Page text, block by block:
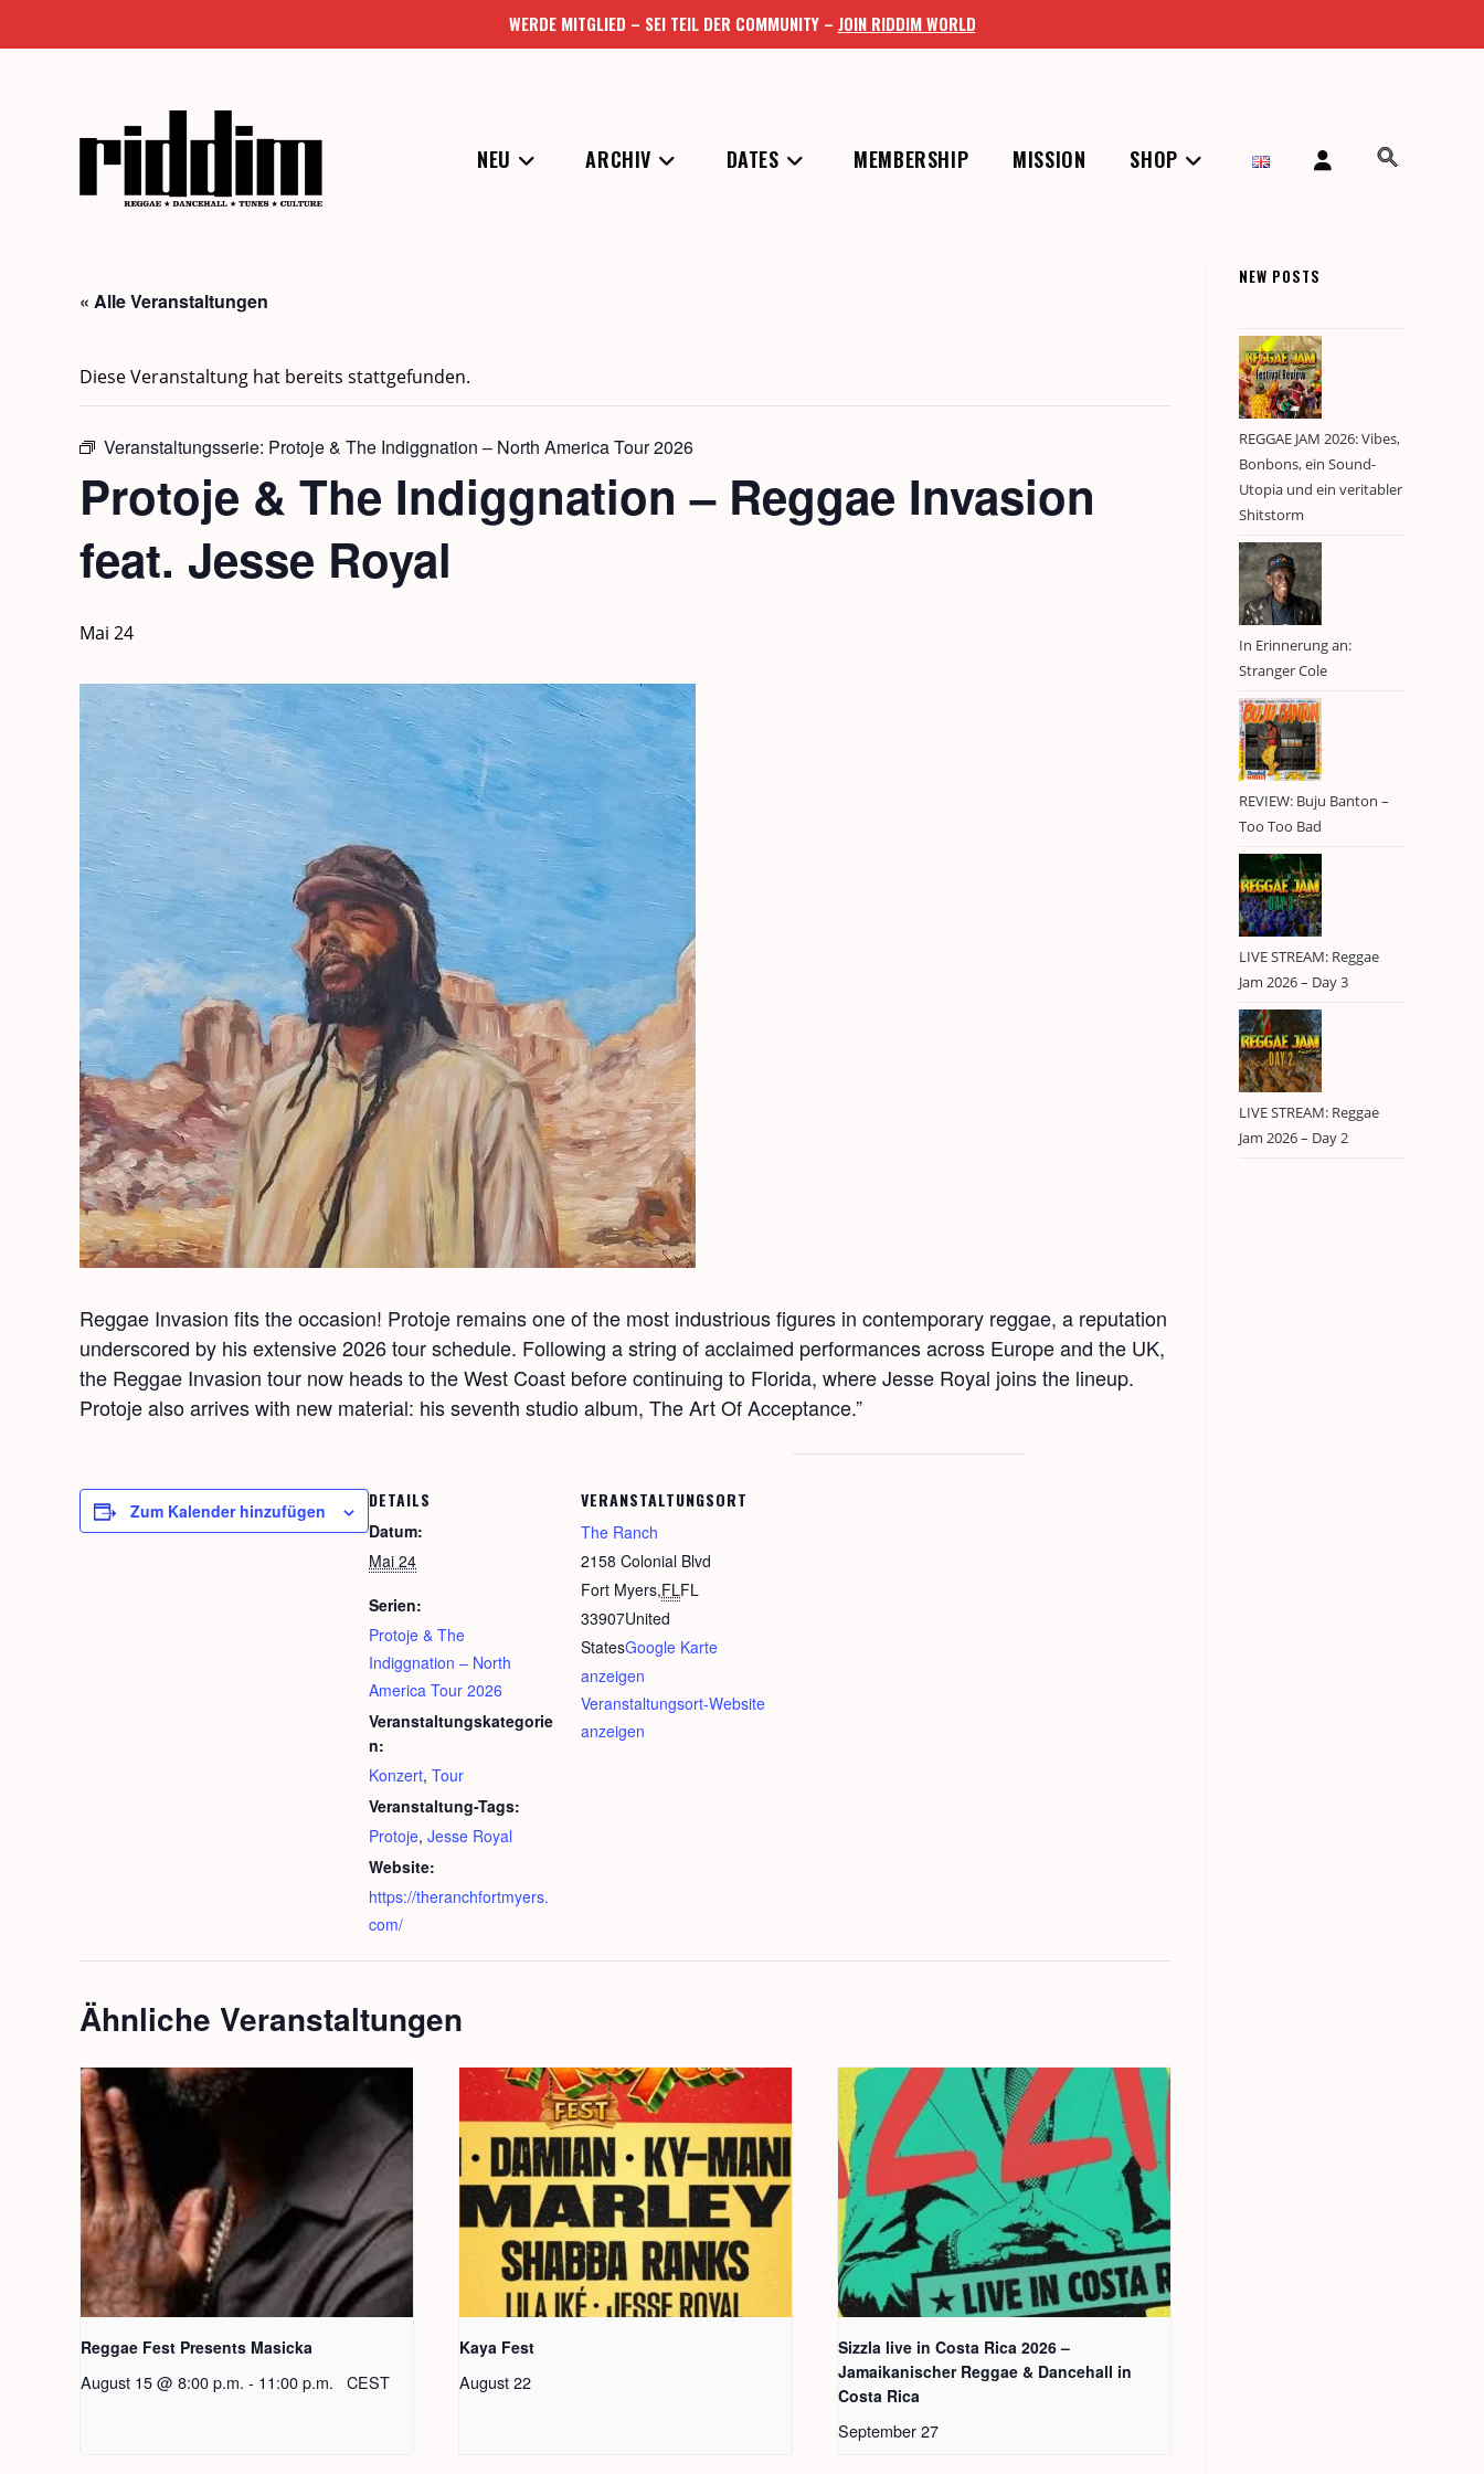
WERDE MITGLIED – SEI TEIL DER COMMUNITY – JOIN RIDDIM WORLD
NEU ARCHIV DATES MEMBERSHIP MISSION SHOP
« Alle Veranstaltungen
Diese Veranstaltung hat bereits stattgefunden.
Veranstaltungsserie: Protoje & The Indiggnation – North America Tour 2026
Protoje & The Indiggnation – Reggae Invasion
feat. Jesse Royal
Mai 24
Reg­gae Inva­sion fits the occa­sion! Pro­to­je remains one of the most indus­tri­ous fig­ures in con­tem­po­rary reg­gae, a rep­u­ta­tion
under­scored by his exten­sive 2026 tour sched­ule. Fol­low­ing a string of acclaimed per­for­mances across Europe and the UK,
the Reg­gae Inva­sion tour now heads to the West Coast before con­tin­u­ing to Flori­da, where Jesse Roy­al joins the line­up.
Pro­to­je also arrives with new mate­r­i­al: his sev­enth stu­dio album, The Art Of Accep­tance.”
Zum Kalender hinzufügen DETAILS
Datum:
Mai 24
Serien:
Protoje & The
Indiggnation – North
America Tour 2026
Veranstaltungskategorie
n:
Konzert, Tour
Veranstaltung-Tags:
Protoje, Jesse Royal
Website:
https://theranchfortmyers.
com/
VERANSTALTUNGSORT
The Ranch
2158 Colonial Blvd
Fort Myers,FLFL
33907United
StatesGoogle Karte
anzeigen
Veranstaltungsort-Website
anzeigen
Ähnliche Veranstaltungen
Reggae Fest Presents Masicka
August 15 @ 8:00 p.m. - 11:00 p.m. CEST
Kaya Fest
August 22
Sizzla live in Costa Rica 2026 –
Jamaikanischer Reggae & Dancehall in
Costa Rica
September 27
NEW POSTS
REGGAE JAM 2026: Vibes,
Bonbons, ein Sound-
Utopia und ein veritabler
Shitstorm
In Erinnerung an:
Stranger Cole
REVIEW: Buju Banton –
Too Too Bad
LIVE STREAM: Reggae
Jam 2026 – Day 3
LIVE STREAM: Reggae
Jam 2026 – Day 2